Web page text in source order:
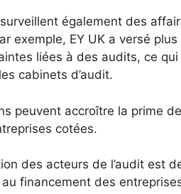
également des
exemple, EY UK a versé plus
liées à des audits, ce
cabinets d’audit.
peuvent accroître la prime
cotées.
des acteurs de l’audit est
au financement des